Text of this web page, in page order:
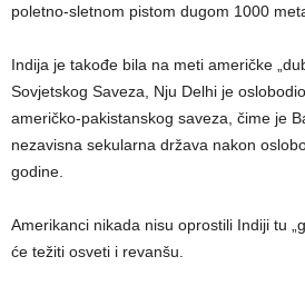
poletno-sletnom pistom dugom 1000
Indija je takođe bila na meti američke
Sovjetskog Saveza, Nju Delhi je
američko-pakistanskog saveza, čime je
nezavisna sekularna država nakon
godine.
Amerikanci nikada nisu oprostili Indiji tu
će težiti osveti i revanšu.